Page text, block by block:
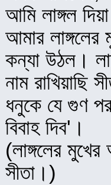
আমি লাঙ্গল
আমার লাঙ্গলের
কন্যা উঠল।
নাম রাখিয়াছি
ধনুকে যে গুণ
বিবাহ দিব'।
(লাঙ্গলের
সীতা।)